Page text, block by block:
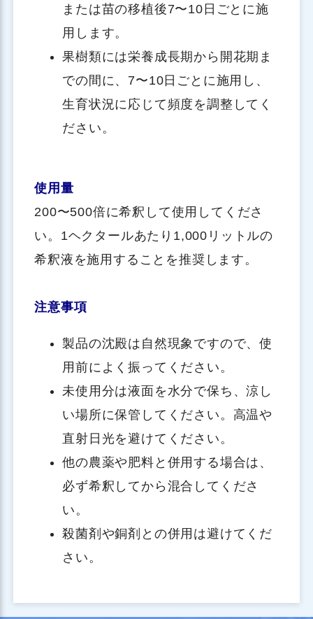
または苗の移植後7〜10日ごとに施
用します。
果樹類には栄養成長期から開花期ま
での間に、7〜10日ごとに施用し、
生育状況に応じて頻度を調整してく
ださい。
使用量
200〜500倍に希釈して使用してくださ
い。1ヘクタールあたり1,000リットルの
希釈液を施用することを推奨します。
注意事項
製品の沈殿は自然現象ですので、使
用前によく振ってください。
未使用分は液面を水分で保ち、涼し
い場所に保管してください。高温や
直射日光を避けてください。
他の農薬や肥料と併用する場合は、
必ず希釈してから混合してくださ
い。
殺菌剤や銅剤との併用は避けてくだ
さい。